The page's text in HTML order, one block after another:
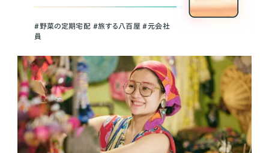
＃野菜の定期宅配 ＃旅する八百屋 ＃元会社
員